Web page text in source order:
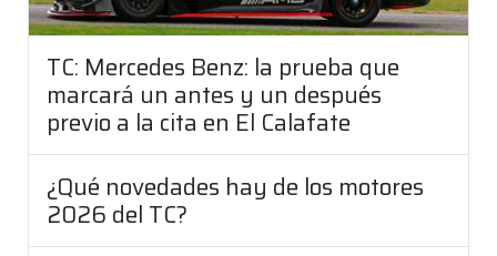
TC: Mercedes Benz: la prueba que
marcará un antes y un después
previo a la cita en El Calafate
¿Qué novedades hay de los motores
2026 del TC?